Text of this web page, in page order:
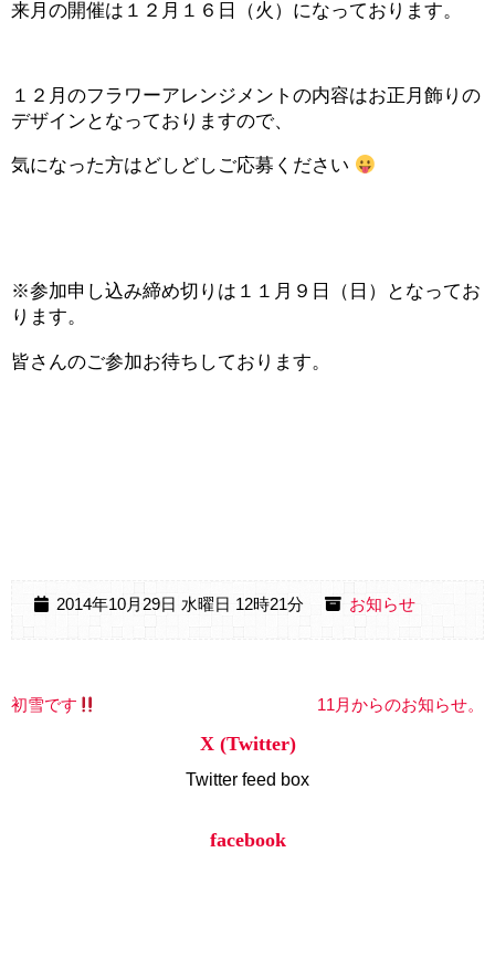
来月の開催は１２月１６日（火）になっております。
１２月のフラワーアレンジメントの内容はお正月飾りの
デザインとなっておりますので、
気になった方はどしどしご応募ください
※参加申し込み締め切りは１１月９日（日）となってお
ります。
皆さんのご参加お待ちしております。
2014年10月29日 水曜日 12時21分 お知らせ
初雪です 11月からのお知らせ。
X (Twitter)
Twitter feed box
facebook